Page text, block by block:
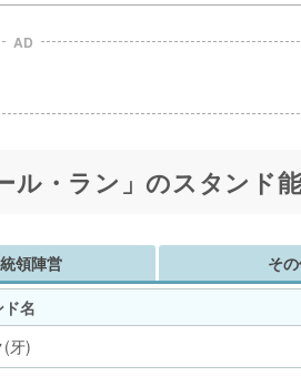
AD
ル・ラン」のスタンド
ド名
(牙)
領陣営 そ